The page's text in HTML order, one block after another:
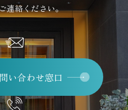
連絡ください。
い合わせ窓口